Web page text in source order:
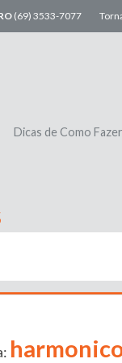
(69) 3533-7077
Dicas de Como